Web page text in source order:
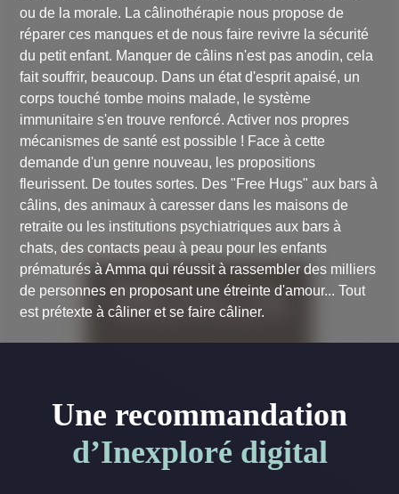
ou de la morale. La câlinothérapie nous propose de
réparer ces manques et de nous faire revivre la sécurité
du petit enfant. Manquer de câlins n'est pas anodin, cela
fait souffrir, beaucoup. Dans un état d'esprit apaisé, un
corps touché tombe moins malade, le système
immunitaire s'en trouve renforcé. Activer nos propres
mécanismes de santé est possible ! Face à cette
demande d'un genre nouveau, les propositions
fleurissent. De toutes sortes. Des "Free Hugs" aux bars à
câlins, des animaux à caresser dans les maisons de
retraite ou les institutions psychiatriques aux bars à
chats, des contacts peau à peau pour les enfants
prématurés à Amma qui réussit à rassembler des milliers
de personnes en proposant une étreinte d'amour... Tout
est prétexte à câliner et se faire câliner.
Une recommandation
d’Inexploré digital